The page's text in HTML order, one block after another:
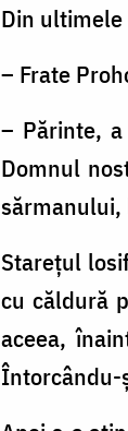
Din
– Frate
– Părinte,
Domnul
sărmanului,
Stareţul
cu căldură
aceea,
Întorcându-